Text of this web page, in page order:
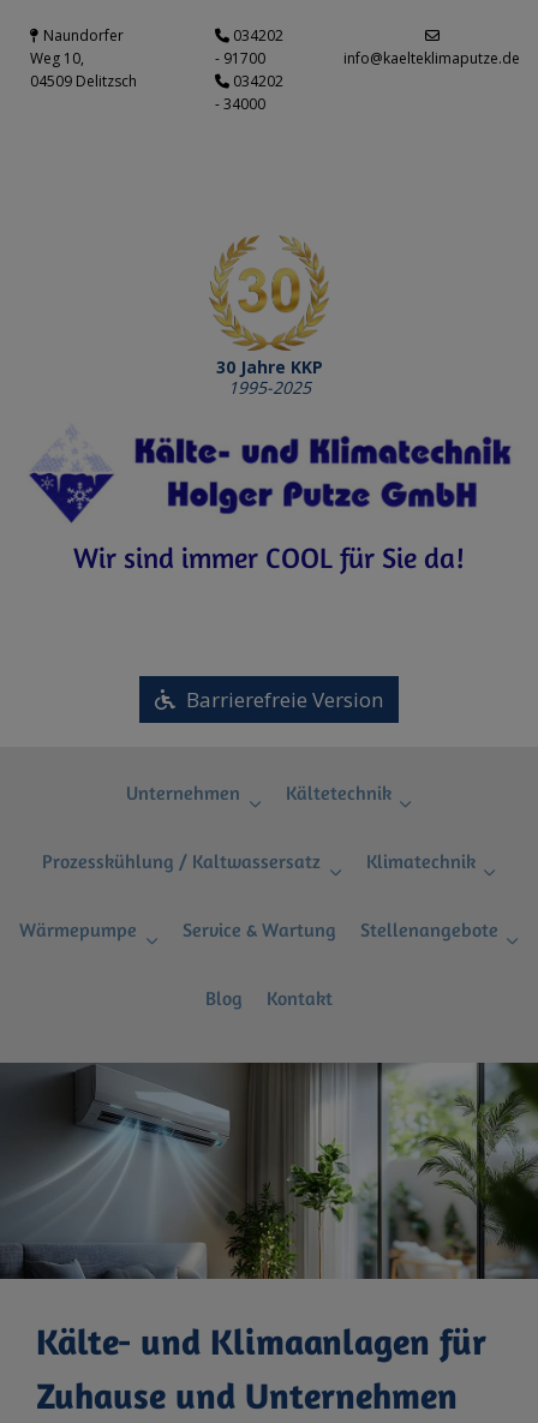
Naundorfer
Weg 10,
04509 Delitzsch
034202
- 91700
034202
- 34000
info@kaelteklimaputze.de
30 Jahre KKP
1995-2025
Wir sind immer COOL für Sie da!
Barrierefreie Version
Unternehmen Kältetechnik
Prozesskühlung / Kaltwassersatz Klimatechnik
Wärmepumpe Service & Wartung Stellenangebote
Blog Kontakt
Kälte- und Klimaanlagen für
Zuhause und Unternehmen